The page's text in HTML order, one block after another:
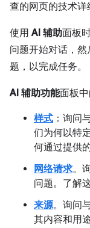
查的网页的技术详
使用AI 辅助面板
问题开始对话，
题，以完成任务。
AI 辅助功能面板
样式 ：询问
们为何以特
何通过提供
网络请求。
问题。了解
来源。询问
其内容和用途